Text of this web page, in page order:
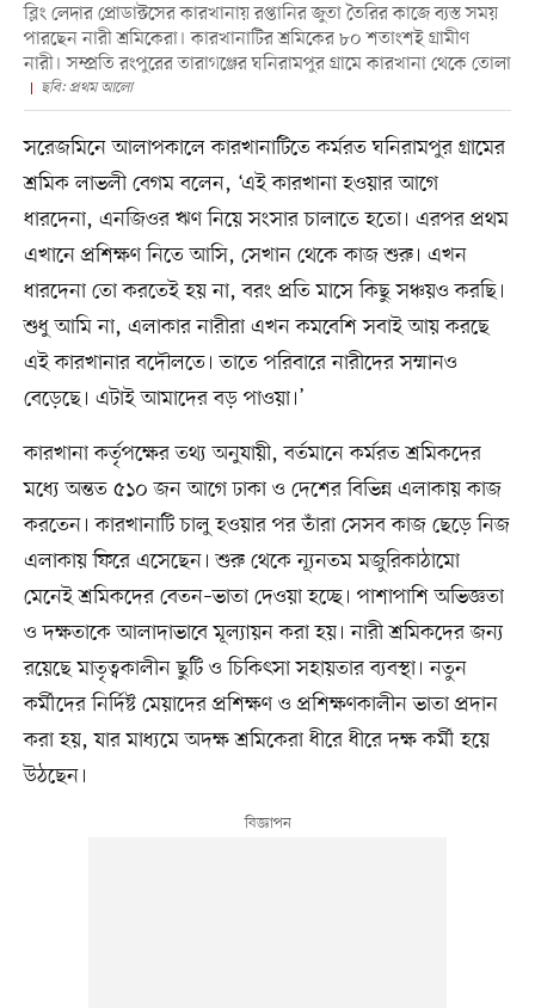
ব্লিং লেদার প্রোডাক্টসের কারখানায় রপ্তানির জুতা তৈরির কাজে ব্যস্ত সময়
পারছেন নারী শ্রমিকেরা। কারখানাটির শ্রমিকের ৮০ শতাংশই গ্রামীণ
নারী। সম্প্রতি রংপুরের তারাগঞ্জের ঘনিরামপুর গ্রামে কারখানা থেকে তোলা
ছবি: প্রথম আলো
সরেজমিনে আলাপকালে কারখানাটিতে কর্মরত ঘনিরামপুর গ্রামের
শ্রমিক লাভলী বেগম বলেন, ‘এই কারখানা হওয়ার আগে
ধারদেনা, এনজিওর ঋণ নিয়ে সংসার চালাতে হতো। এরপর প্রথম
এখানে প্রশিক্ষণ নিতে আসি, সেখান থেকে কাজ শুরু। এখন
ধারদেনা তো করতেই হয় না, বরং প্রতি মাসে কিছু সঞ্চয়ও করছি।
শুধু আমি না, এলাকার নারীরা এখন কমবেশি সবাই আয় করছে
এই কারখানার বদৌলতে। তাতে পরিবারে নারীদের সম্মানও
বেড়েছে। এটাই আমাদের বড় পাওয়া।’
কারখানা কর্তৃপক্ষের তথ্য অনুযায়ী, বর্তমানে কর্মরত শ্রমিকদের
মধ্যে অন্তত ৫১০ জন আগে ঢাকা ও দেশের বিভিন্ন এলাকায় কাজ
করতেন। কারখানাটি চালু হওয়ার পর তাঁরা সেসব কাজ ছেড়ে নিজ
এলাকায় ফিরে এসেছেন। শুরু থেকে ন্যূনতম মজুরিকাঠামো
মেনেই শ্রমিকদের বেতন–ভাতা দেওয়া হচ্ছে। পাশাপাশি অভিজ্ঞতা
ও দক্ষতাকে আলাদাভাবে মূল্যায়ন করা হয়। নারী শ্রমিকদের জন্য
রয়েছে মাতৃত্বকালীন ছুটি ও চিকিৎসা সহায়তার ব্যবস্থা। নতুন
কর্মীদের নির্দিষ্ট মেয়াদের প্রশিক্ষণ ও প্রশিক্ষণকালীন ভাতা প্রদান
করা হয়, যার মাধ্যমে অদক্ষ শ্রমিকেরা ধীরে ধীরে দক্ষ কর্মী হয়ে
উঠছেন।